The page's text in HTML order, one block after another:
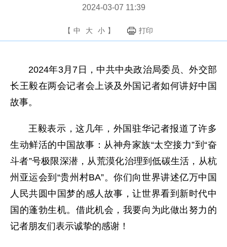
2024-03-07 11:39
【 中 大 小 】 打印
2024年3月7日，中共中央政治局委员、外交部
长王毅在两会记者会上谈及外国记者如何讲好中国
故事。
王毅表示，这几年，外国驻华记者报道了许多
生动鲜活的中国故事：从神舟家族“太空接力”到“奋
斗者”号极限深潜，从荒漠化治理到低碳生活，从杭
州亚运会到“贵州村BA”。你们向世界讲述亿万中国
人民共圆中国梦的感人故事，让世界看到新时代中
国的蓬勃生机。借此机会，我要向为此做出努力的
记者朋友们表示诚挚的感谢！